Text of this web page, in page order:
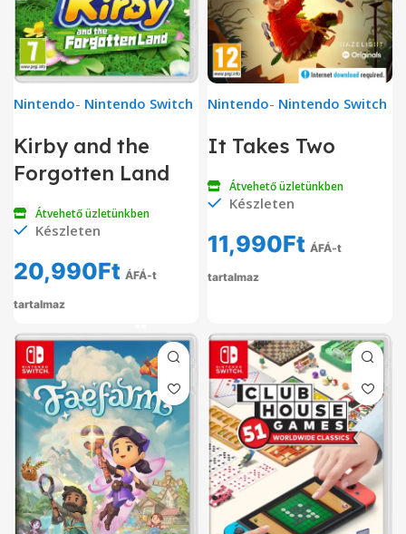
Nintendo- Nintendo Switch
Kirby and the
Forgotten Land
Átvehető üzletünkben
Készleten
20,990Ft ÁFÁ-t
tartalmaz
Nintendo- Nintendo Switch
It Takes Two
Átvehető üzletünkben
Készleten
11,990Ft ÁFÁ-t
tartalmaz